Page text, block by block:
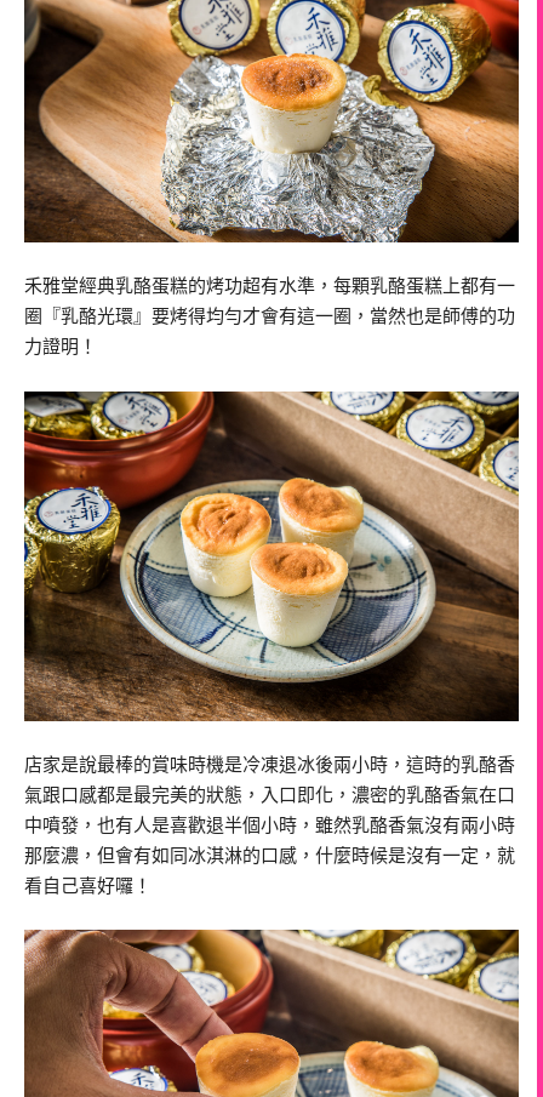
禾雅堂經典乳酪蛋糕的烤功超有水準，每顆乳酪蛋糕上都有一
圈『乳酪光環』要烤得均勻才會有這一圈，當然也是師傅的功
力證明！
店家是說最棒的賞味時機是冷凍退冰後兩小時，這時的乳酪香
氣跟口感都是最完美的狀態，入口即化，濃密的乳酪香氣在口
中噴發，也有人是喜歡退半個小時，雖然乳酪香氣沒有兩小時
那麼濃，但會有如同冰淇淋的口感，什麼時候是沒有一定，就
看自己喜好囉！